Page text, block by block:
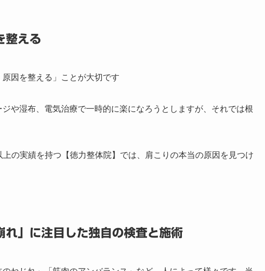
でなく「戻りにくくなる」整体
整える
の実績を持つ【徳力整体院】では、肩こりの本当の原因を見つけ